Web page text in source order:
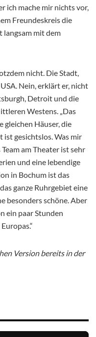
ich mache mir nichts vor,
Freundeskreis die
langsam mit dem
nicht. Die Stadt,
Nein, erklärt er, nicht
Detroit und die
Westens. „Das
gleichen Häuser, die
ist gesichtslos. Was mir
am Theater ist sehr
und eine lebendige
in Bochum ist das
ganze Ruhrgebiet eine
besonders schöne. Aber
ein paar Stunden
Version bereits in der